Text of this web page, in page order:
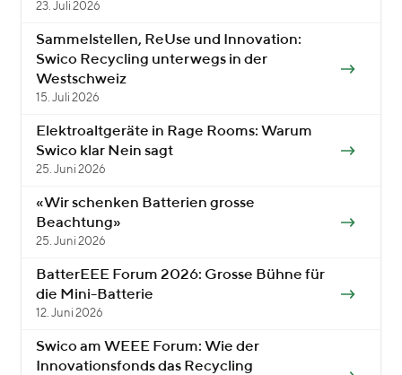
23. Juli 2026
15. Juli 2026
Sammelstellen, ReUse und Innovation:
Swico Recycling unterwegs in der
Westschweiz
25. Juni 2026
Elektroaltgeräte in Rage Rooms: Warum
Swico klar Nein sagt
25. Juni 2026
«Wir schenken Batterien grosse
Beachtung»
12. Juni 2026
BatterEEE Forum 2026: Grosse Bühne für
die Mini-Batterie
Swico am WEEE Forum: Wie der
Innovationsfonds das Recycling